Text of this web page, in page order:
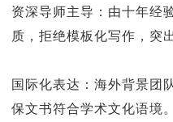
资深导师主导：由十年经
质，拒绝模板化写作，突
国际化表达：海外背景团
保文书符合学术文化语境。